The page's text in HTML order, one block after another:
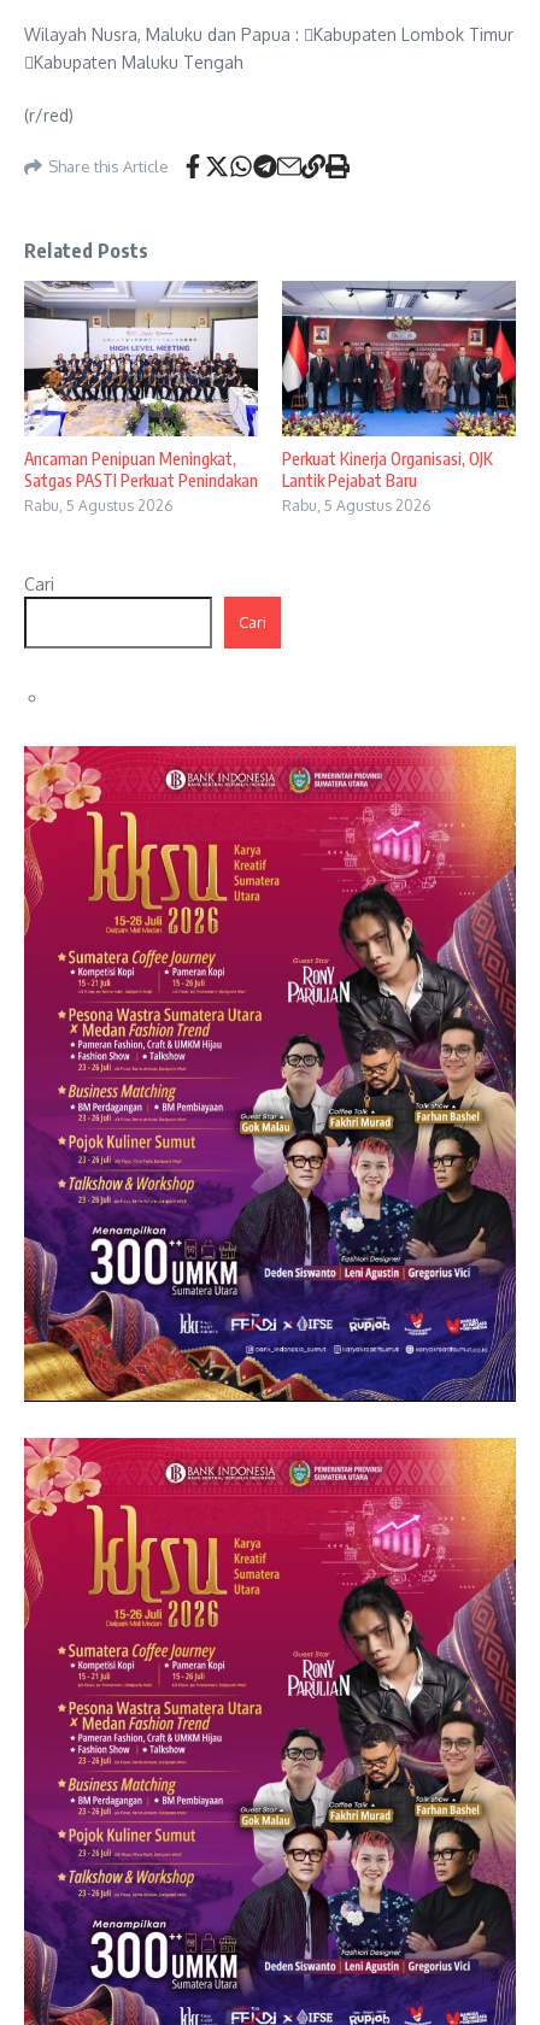
Wilayah Nusra, Maluku dan Papua : Kabupaten Lombok Timur
Kabupaten Maluku Tengah
(r/red)
Share this Article
Related Posts
Ancaman Penipuan Meningkat,
Satgas PASTI Perkuat Penindakan
Rabu, 5 Agustus 2026
Perkuat Kinerja Organisasi, OJK
Lantik Pejabat Baru
Rabu, 5 Agustus 2026
Cari
Cari